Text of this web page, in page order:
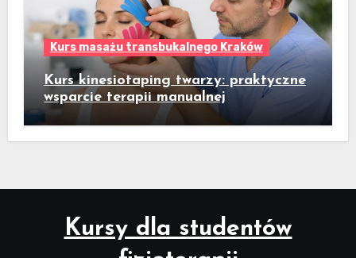
Kurs masażu transbukalnego Kraków
Kurs kinesiotaping twarzy: praktyczne
wsparcie terapii manualnej
Kursy dla studentów